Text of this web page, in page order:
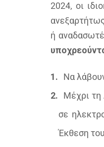
2024, οι
ή
Να
Μέχρι τη
σε
Έκθεση